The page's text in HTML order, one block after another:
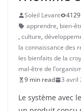
Soleil Levant
apprendre, bien-
, culture,
la connaissance des
les bienfaits de la
mal-être de
9 min read
3 avril
Le système avec